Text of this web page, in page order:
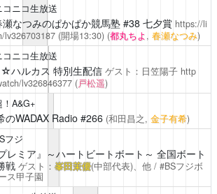
コニコ生放送
なつみのぱかぱか競馬塾#38 七夕賞 https://li
lv326703187(開場13:30) (都丸ちよ, 春瀬なつみ)
コニコ生放送
☆ハルカス 特別生配信 ゲスト：日笠陽子 http
lv326846377 (戸松遥)
！A&G+
のWADAX Radio#266 (和田昌之, 金子有希)
フジ
レミア』～ハートビートボート～ 全国ボート
戦 ゲスト：峯田茉優(中部代表)、他 / #BSフジボ
ス甲子園